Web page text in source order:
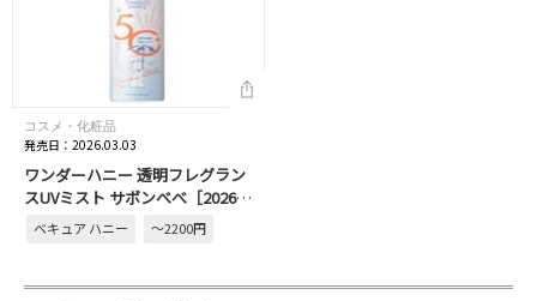
コスメ・化粧品
発売日：2026.03.03
ワンダーハニー 透明フレグラン
スUVミスト サボンべべ［2026年
3月発売］
ベキュア ハニー ～2200円